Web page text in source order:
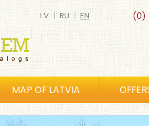
(0)
LV | RU | EN
MAP OF LATVIA